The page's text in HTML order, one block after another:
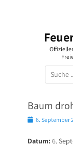
Suchen
nach:
Baum
Posted6. September
Datum: 6.